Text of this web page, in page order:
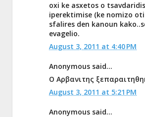
oxi ke asxetos o
iperektimise (ke nomizo
sfalires den kanoun
evagelio.
August 3, 2011 at 4:40 PM
Anonymous said...
Ο Αρβανιτης
August 3, 2011 at 5:21 PM
Anonymous said...